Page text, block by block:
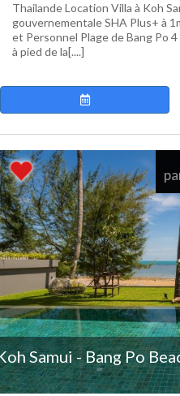
Thailande Location Villa à Koh
gouvernementale SHA Plus+ à
et Personnel Plage de Bang Po
à pied de la[....]
Samui - Bang Po